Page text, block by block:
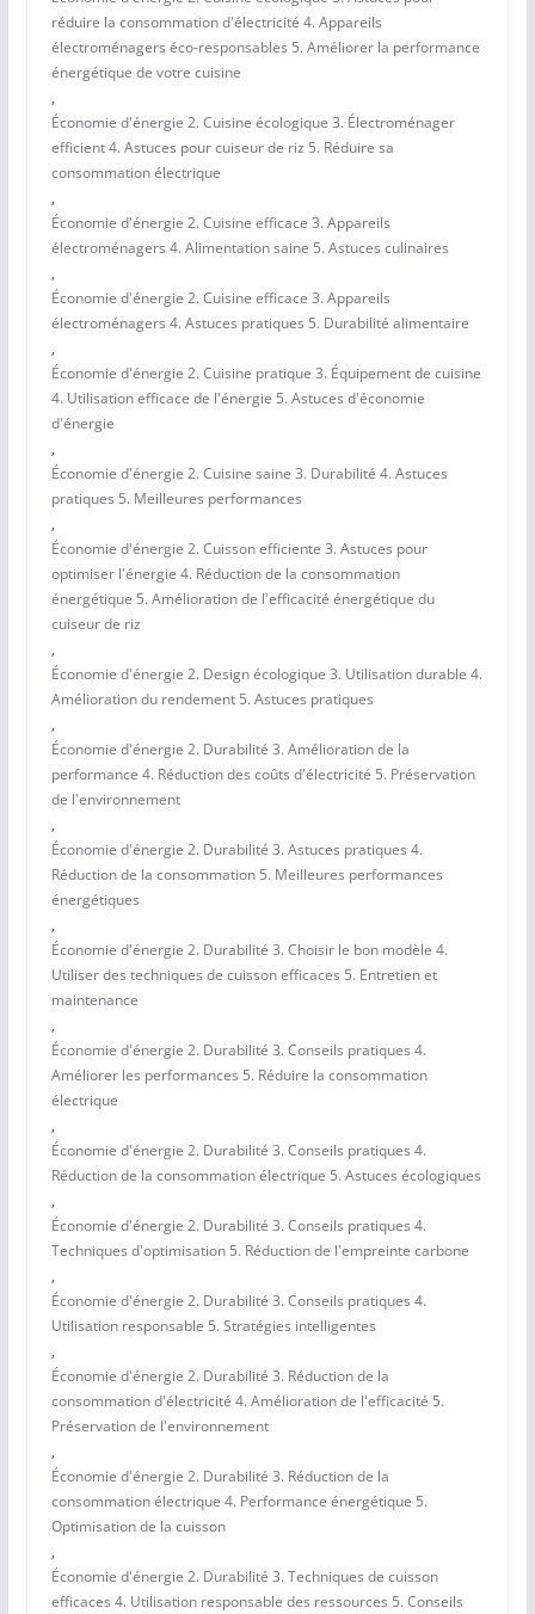
réduire la consommation d'électricité 4. Appareils
électroménagers éco-responsables 5. Améliorer la performance
énergétique de votre cuisine
,
Économie d'énergie 2. Cuisine écologique 3. Électroménager
efficient 4. Astuces pour cuiseur de riz 5. Réduire sa
consommation électrique
,
Économie d'énergie 2. Cuisine efficace 3. Appareils
électroménagers 4. Alimentation saine 5. Astuces culinaires
,
Économie d'énergie 2. Cuisine efficace 3. Appareils
électroménagers 4. Astuces pratiques 5. Durabilité alimentaire
,
Économie d'énergie 2. Cuisine pratique 3. Équipement de cuisine
4. Utilisation efficace de l'énergie 5. Astuces d'économie
d'énergie
,
Économie d'énergie 2. Cuisine saine 3. Durabilité 4. Astuces
pratiques 5. Meilleures performances
,
Économie d'énergie 2. Cuisson efficiente 3. Astuces pour
optimiser l'énergie 4. Réduction de la consommation
énergétique 5. Amélioration de l'efficacité énergétique du
cuiseur de riz
,
Économie d'énergie 2. Design écologique 3. Utilisation durable 4.
Amélioration du rendement 5. Astuces pratiques
,
Économie d'énergie 2. Durabilité 3. Amélioration de la
performance 4. Réduction des coûts d'électricité 5. Préservation
de l'environnement
,
Économie d'énergie 2. Durabilité 3. Astuces pratiques 4.
Réduction de la consommation 5. Meilleures performances
énergétiques
,
Économie d'énergie 2. Durabilité 3. Choisir le bon modèle 4.
Utiliser des techniques de cuisson efficaces 5. Entretien et
maintenance
,
Économie d'énergie 2. Durabilité 3. Conseils pratiques 4.
Améliorer les performances 5. Réduire la consommation
électrique
,
Économie d'énergie 2. Durabilité 3. Conseils pratiques 4.
Réduction de la consommation électrique 5. Astuces écologiques
,
Économie d'énergie 2. Durabilité 3. Conseils pratiques 4.
Techniques d'optimisation 5. Réduction de l'empreinte carbone
,
Économie d'énergie 2. Durabilité 3. Conseils pratiques 4.
Utilisation responsable 5. Stratégies intelligentes
,
Économie d'énergie 2. Durabilité 3. Réduction de la
consommation d'électricité 4. Amélioration de l'efficacité 5.
Préservation de l'environnement
,
Économie d'énergie 2. Durabilité 3. Réduction de la
consommation électrique 4. Performance énergétique 5.
Optimisation de la cuisson
,
Économie d'énergie 2. Durabilité 3. Techniques de cuisson
efficaces 4. Utilisation responsable des ressources 5. Conseils